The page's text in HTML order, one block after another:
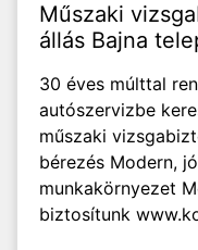
Műszaki
állás Bajna
30 éves múlttal
autószervizbe
műszaki
bérezés Modern,
munkakörnyezet
biztosítunk